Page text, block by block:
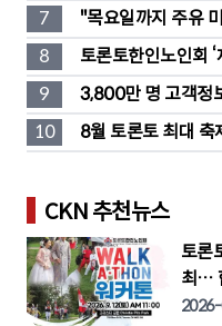
7
"목요일까지 주유
고
8
토론토한인노인회
뜻한 나눔
9
3,800만 명 고객정
단소송 직면
10
8월 토론토 최대
거리 풍성
CKN 추천뉴스
토론
최…